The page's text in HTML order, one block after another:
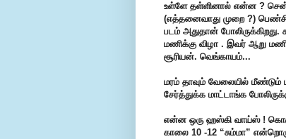
உள்ளே தள்ளினால் என்ன ?
(எத்தனைவாது முறை ?)
படம் அதுதான்
மணிக்கு விழா . இவர் ஆறு
சூரியன். வெங்காயம்...
மரம் தாவும் வேலையில் மீண்டும்
சேர்த்துக்க மாட்டாங்க
என்ன ஒரு ஹஸ்கி வாய்ஸ் !
காலை 10 -12 “சும்மா”